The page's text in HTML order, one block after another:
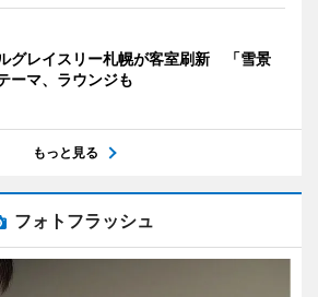
グレイスリー札幌が客室刷新 「雪景
ーマ、ラウンジも
もっと見る
フォトフラッシュ